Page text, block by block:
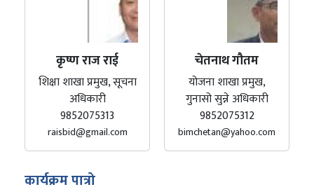
कृष्ण राज राई
शिक्षा शाखा प्रमुख, सूचना
अधिकारी
9852075313
raisbid@gmail.com
चेतनाथ गौतम
योजना शाखा प्रमुख,
गुनासो सुन्ने अधिकारी
9852075312
bimchetan@yahoo.com
कार्यक्रम पात्रो